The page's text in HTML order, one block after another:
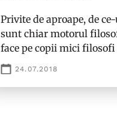
Privite de aproape, de
sunt chiar motorul
face pe copii mici
24.07.2018